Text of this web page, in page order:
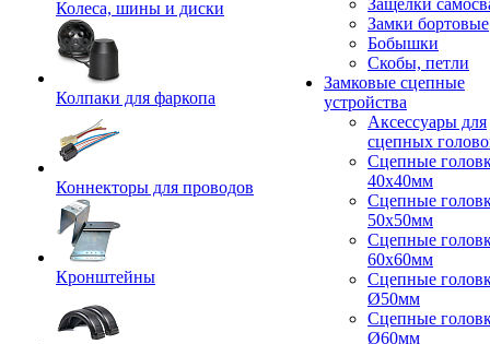
Колеса, шины и диски
Колпаки для фаркопа
Коннекторы для проводов
Кронштейны
Защелки
Замки бортовые
Бобышки
Скобы, петли
Замковые сцепные
устройства
Аксессуары для
сцепных
Сцепные
40x40мм
Сцепные
50x50мм
Сцепные
60x60мм
Сцепные
Ø50мм
Сцепные
Ø60мм